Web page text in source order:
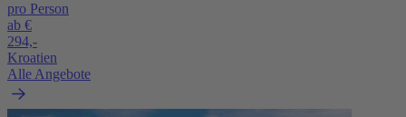
pro Person
ab €
294,-
Kroatien
Alle Angebote